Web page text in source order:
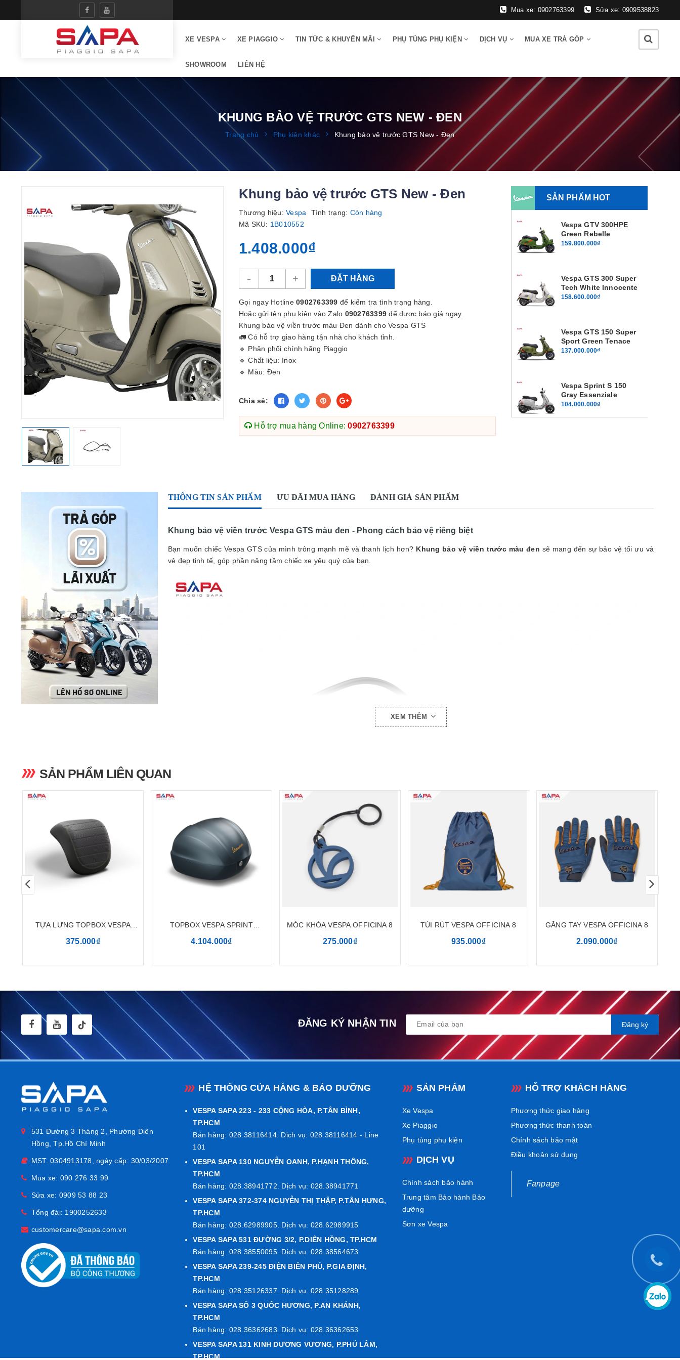
Sửa xe: 0909538823
Mua xe: 0902763399
XE VESPA XE PIAGGIO TIN TỨC & KHUYẾN MÃI PHỤ TÙNG PHỤ KIỆN DỊCH VỤ MUA XE TRẢ GÓP
SHOWROOM LIÊN HỆ
KHUNG BẢO VỆ TRƯỚC GTS NEW - ĐEN
Trang chủ Phụ kiện khác Khung bảo vệ trước GTS New - Đen
Khung bảo vệ trước GTS New - Đen
Thương hiệu: Vespa Tình trạng: Còn hàng
Mã SKU: 1B010552
1.408.000₫
- + ĐẶT HÀNG
Gọi ngay Hotline0902763399 để kiểm tra tình trạng hàng.
Hoặc gửi tên phụ kiện vào Zalo 0902763399 để được báo giá ngay.
Khung bảo vệ viền trước màu Đen dành cho Vespa GTS
🚛 Có hỗ trợ giao hàng tận nhà cho khách tỉnh.
🔹 Phân phối chính hãng Piaggio
🔹 Chất liệu: Inox
🔹 Màu: Đen
Chia sẻ:
Hỗ trợ mua hàng Online:0902763399
SẢN PHẨM HOT
Vespa GTV 300HPE
Green Rebelle
159.800.000₫
Vespa GTS 300 Super
Tech White Innocente
158.600.000₫
Vespa GTS 150 Super
Sport Green Tenace
137.000.000₫
Vespa Sprint S 150
Gray Essenziale
104.000.000₫
THÔNG TIN SẢN PHẨM ƯU ĐÃI MUA HÀNG ĐÁNH GIÁ SẢN PHẨM
Khung bảo vệ viền trước Vespa GTS màu đen - Phong cách bảo vệ riêng biệt
Bạn muốn chiếc Vespa GTS của mình trông mạnh mẽ và thanh lịch hơn? Khung bảo vệ viền trước màu đen sẽ mang đến sự bảo vệ tối ưu và
vẻ đẹp tinh tế, góp phần nâng tầm chiếc xe yêu quý của bạn.
Bảo vệ hiệu quả, dễ dàng lắp đặt
Được thiết kế đặc biệt để bảo vệ phần đầu xe khỏi va đập, trầy xước
giúp giữ cho
chiếc Vespa luôn như mới
. Không chỉ vậy, sản phẩm còn giúp bạn dễ dàng lắp đặt mà không cần chỉnh sửa gì, mang lại sự tiện lợi tối đa cho
người sử dụng.
Nếu bạn cần thêm thông tin hoặc hỗ trợ về sản phẩm, hãy liên hệ Hotline 0902763399để được tư vấn chi tiết và chính xác nhất.
XEM THÊM
SẢN PHẨM LIÊN QUAN
TỰA LƯNG TOPBOX VESPA
375.000₫
TOPBOX VESPA SPRINT
4.104.000₫
MÓC KHÓA VESPA OFFICINA 8
275.000₫
TÚI RÚT VESPA OFFICINA 8
935.000₫
GĂNG TAY VESPA OFFICINA 8
2.090.000₫
ĐĂNG KÝ NHẬN TIN Đăng ký
531 Đường 3 Tháng 2, Phường Diên
Hồng, Tp.Hồ Chí Minh
MST: 0304913178, ngày cấp: 30/03/2007
Mua xe: 090 276 33 99
Sửa xe: 0909 53 88 23
Tổng đài: 1900252633
customercare@sapa.com.vn
HỆ THỐNG CỬA HÀNG & BẢO DƯỠNG
VESPA SAPA 223 - 233 CỘNG HÒA, P.TÂN BÌNH,
TP.HCM
Bán hàng: 028.38116414. Dịch vụ: 028.38116414 - Line
101
VESPA SAPA 130 NGUYỄN OANH, P.HẠNH THÔNG,
TP.HCM
Bán hàng: 028.38941772. Dịch vụ: 028.38941771
VESPA SAPA 372-374 NGUYỄN THỊ THẬP, P.TÂN HƯNG,
TP.HCM
Bán hàng: 028.62989905. Dịch vụ: 028.62989915
VESPA SAPA 531 ĐƯỜNG 3/2, P.DIÊN HỒNG, TP.HCM
Bán hàng: 028.38550095. Dịch vụ: 028.38564673
VESPA SAPA 239-245 ĐIỆN BIÊN PHỦ, P.GIA ĐỊNH,
TP.HCM
Bán hàng: 028.35126337. Dịch vụ: 028.35128289
VESPA SAPA SỐ 3 QUỐC HƯƠNG, P.AN KHÁNH,
TP.HCM
Bán hàng: 028.36362683. Dịch vụ: 028.36362653
VESPA SAPA 131 KINH DƯƠNG VƯƠNG, P.PHÚ LÂM,
TP.HCM
SẢN PHẨM
Xe Vespa
Xe Piaggio
Phụ tùng phụ kiện
DỊCH VỤ
Chính sách bảo hành
Trung tâm Bảo hành Bảo
dưỡng
Sơn xe Vespa
HỖ TRỢ KHÁCH HÀNG
Phương thức giao hàng
Phương thức thanh toán
Chính sách bảo mật
Điều khoản sử dụng
Fanpage